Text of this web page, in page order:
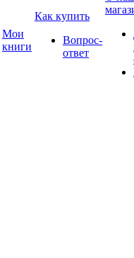
Мои
книги
Как купить
Вопрос-
ответ